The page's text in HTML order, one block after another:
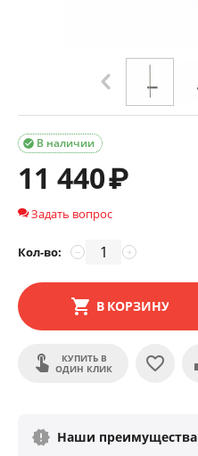
В наличии

11 440₽
Задать вопрос
Кол-во: +
−
В КОРЗИНУ
КУПИТЬ В
ОДИН КЛИК
Наши преимущества